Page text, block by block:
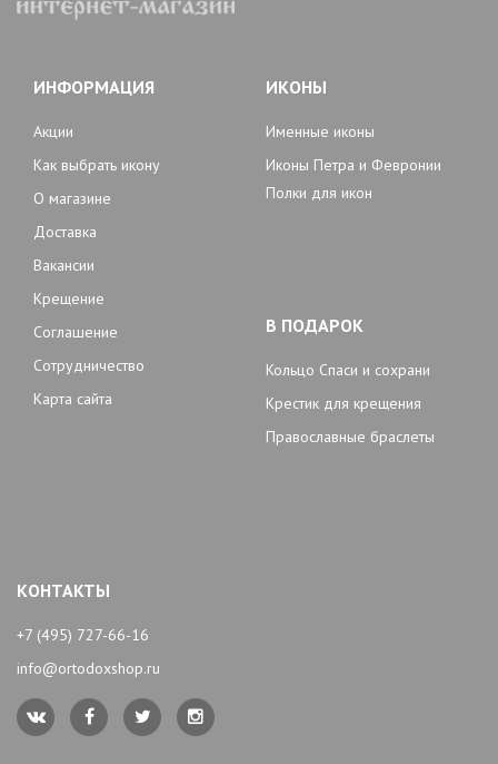
ИНФОРМАЦИЯ
Акции
Как выбрать икону
О магазине
Доставка
Вакансии
Крещение
Соглашение
Сотрудничество
Карта сайта
ИКОНЫ
Именные иконы
Иконы Петра и Февронии
Полки для икон
В ПОДАРОК
Кольцо Спаси и сохрани
Крестик для крещения
Православные браслеты
КОНТАКТЫ
+7 (495) 727-66-16
info@ortodoxshop.ru